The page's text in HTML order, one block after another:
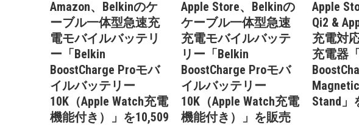
Amazon、Belkinのケ
ーブル一体型急速充
電モバイルバッテリ
ー「Belkin
BoostCharge Proモバ
イルバッテリー
10K（Apple Watch充電
機能付き）」を10,509
Apple Store、Belkinの
ケーブル一体型急速
充電モバイルバッテ
リー「Belkin
BoostCharge Proモバ
イルバッテリー
10K（Apple Watch充電
機能付き）」を販売
Apple
Qi2 &
充電対
充電器
Stand」